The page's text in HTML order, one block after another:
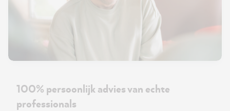
100% persoonlijk advies van echte
professionals